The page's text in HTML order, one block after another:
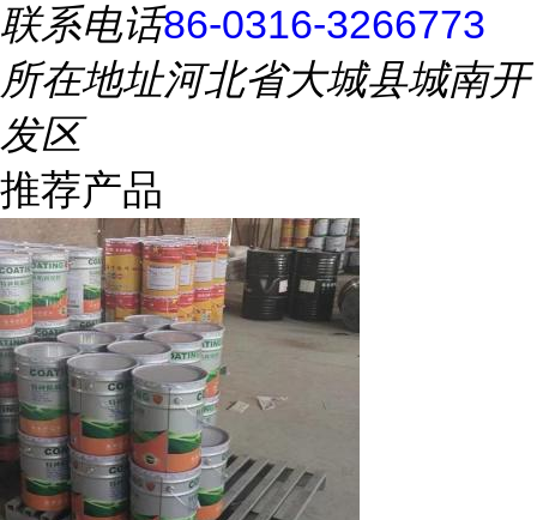
联系电话86-0316-3266773
所在地址河北省大城县城南开
发区
推荐产品